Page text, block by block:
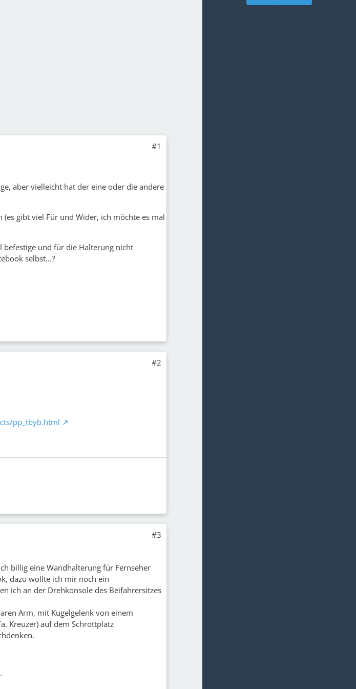
#1
aber vielleicht hat der eine oder die andere
gibt viel Für und Wider, ich möchte es mal
befestige und für die Halterung nicht
selbst...?
#2
pp_tbyb.html
#3
billig eine Wandhalterung für Fernseher
dazu wollte ich mir noch ein
ich an der Drehkonsole des Beifahrersitzes
Arm, mit Kugelgelenk von einem
Kreuzer) auf dem Schrottplatz